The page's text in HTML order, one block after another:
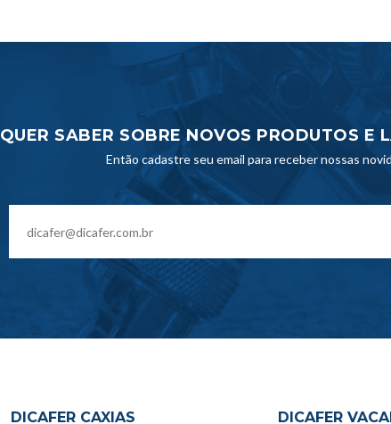
QUER SABER SOBRE NOVOS PRODUTOS E
Então cadastre seu email para receber nossas
DICAFER CAXIAS DICAFER